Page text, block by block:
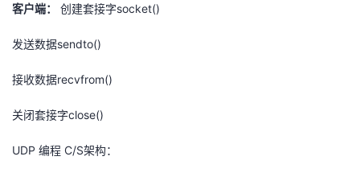
者
学
支
持
客户端： 创建套接字socket()
发送数据sendto()
接收数据recvfrom()
关闭套接字close()
UDP 编程 C/S架构：